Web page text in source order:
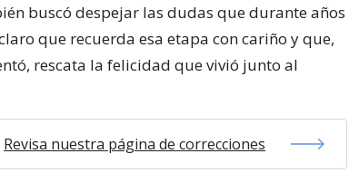
buscó despejar las dudas que durante años
que recuerda esa etapa con cariño y que,
rescata la felicidad que vivió junto al
Revisa nuestra página de correcciones